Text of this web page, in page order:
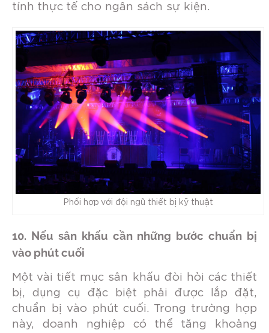
tính thực tế cho ngân sách sự kiện.
Phối hợp với đội ngũ thiết bị kỹ thuật
10. Nếu sân khấu cần những bước chuẩn bị
vào phút cuối
Một vài tiết mục sân khấu đòi hỏi các thiết
bị, dụng cụ đặc biệt phải được lắp đặt,
chuẩn bị vào phút cuối. Trong trường hợp
này, doanh nghiệp có thể tăng khoảng